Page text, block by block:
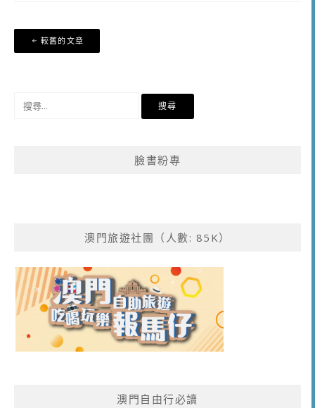
文
章
覽
較舊的文章
臉書粉專
澳門旅遊社團（人數: 85K）
澳門自由行必讀